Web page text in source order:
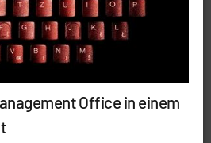
Office in einem